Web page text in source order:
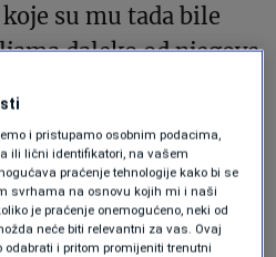
su mu tada bile
daleko od njegove
kritike boraca,
(danas prenose vodi
Kormije (Daniel
šampion),
i pristupamo osobnim podacima,
ili lični identifikatori, na vašem
praćenje tehnologije kako bi se
svrhama na osnovu kojih mi i naši
je praćenje onemogućeno, neki od
neće biti relevantni za vas. Ovaj
odabrati i pritom promijeniti trenutni